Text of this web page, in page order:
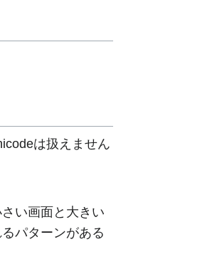
は扱えません
い画面と大きい
パターンがある